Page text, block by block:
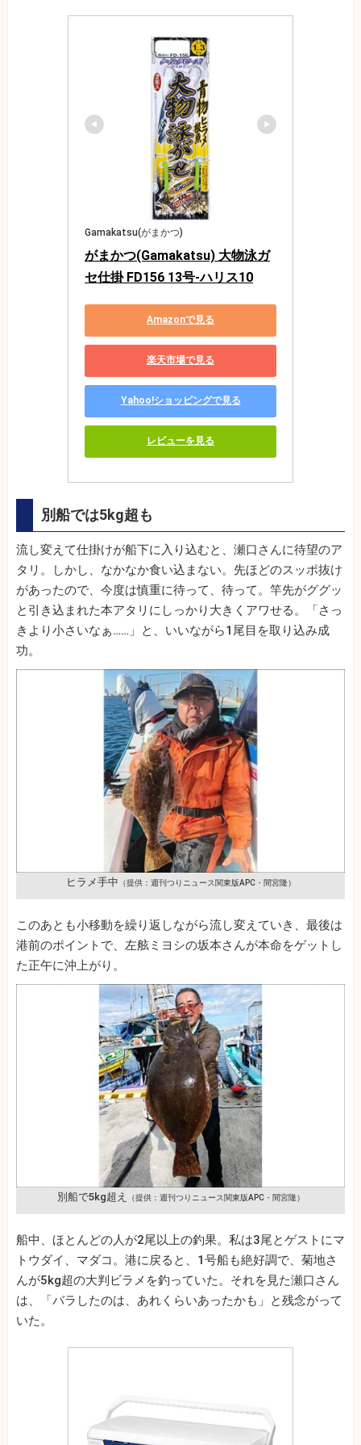
Gamakatsu(がまかつ)
がまかつ(Gamakatsu) 大物泳ガ
セ仕掛 FD156 13号-ハリス10
Amazonで見る
楽天市場で見る
Yahoo!ショッピングで見る
レビューを見る
別船では5kg超も
流し変えて仕掛けが船下に入り込むと、瀬口さんに待望のア
タリ。しかし、なかなか食い込まない。先ほどのスッポ抜け
があったので、今度は慎重に待って、待って。竿先がググッ
と引き込まれた本アタリにしっかり大きくアワせる。「さっ
きより小さいなぁ……」と、いいながら1尾目を取り込み成
功。
ヒラメ手中 （提供：週刊つりニュース関東版APC・間宮隆）
このあとも小移動を繰り返しながら流し変えていき、最後は
港前のポイントで、左舷ミヨシの坂本さんが本命をゲットし
た正午に沖上がり。
別船で5kg超え （提供：週刊つりニュース関東版APC・間宮隆）
船中、ほとんどの人が2尾以上の釣果。私は3尾とゲストにマ
トウダイ、マダコ。港に戻ると、1号船も絶好調で、菊地さ
んが5kg超の大判ビラメを釣っていた。それを見た瀬口さん
は、「バラしたのは、あれくらいあったかも」と残念がって
いた。